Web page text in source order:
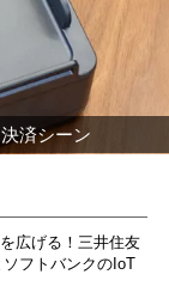
済シーン
広げる！三井住友
フトバンクのIoT